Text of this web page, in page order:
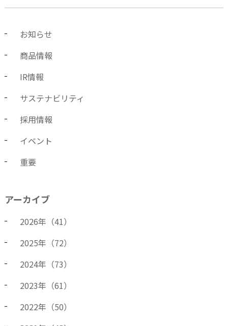
お知らせ
商品情報
IR情報
サステナビリティ
採用情報
イベント
重要
アーカイブ
2026年（41）
2025年（72）
2024年（73）
2023年（61）
2022年（50）